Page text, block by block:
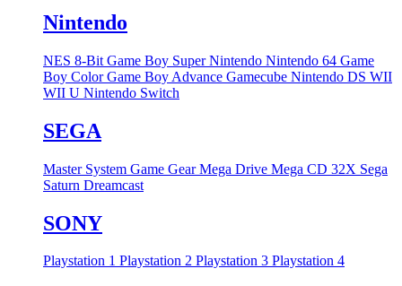
Nintendo
NES 8-Bit Game Boy Super Nintendo Nintendo 64 Game
Boy ColorGame Boy Advance Gamecube Nintendo DS WII
WII U Nintendo Switch
SEGA
Master System Game GearMega Drive Mega CD 32X Sega
Saturn Dreamcast
SONY
Playstation 1 Playstation 2 Playstation 3 Playstation 4